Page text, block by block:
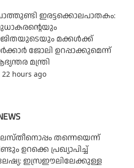
ഇരട്ടക്കൊലപാതകം:
മക്കള്‍ക്ക്
ജോലി ഉറപ്പാക്കുമെന്ന്
മന്ത്രി
22 hours ago
തന്നെയെന്ന്
ഉറക്കെ പ്രഖ്യാപിച്ച്
ഇസ്രഈലിലേക്കുള്ള